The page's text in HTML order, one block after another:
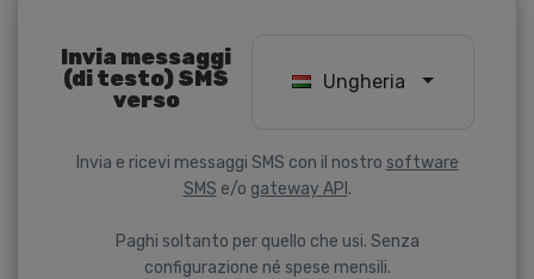
Invia messaggi
(di testo) SMS
verso
Ungheria
Invia e ricevi messaggi SMS con il nostro software
SMS e/o gateway API .
Paghi soltanto per quello che usi. Senza
configurazione né spese mensili.